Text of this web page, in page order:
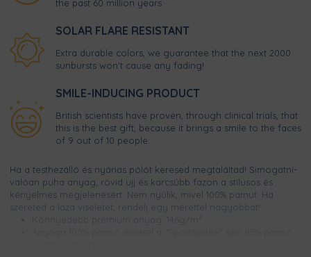
the past 60 million years
SOLAR FLARE RESISTANT
Extra durable colors, we guarantee that the next 2000
sunbursts won't cause any fading!
SMILE-INDUCING PRODUCT
British scientists have proven, through clinical trials, that
this is the best gift, because it brings a smile to the faces
of 9 out of 10 people.
Ha a testhezálló és nyárias pólót keresed megtaláltad! Simogatni-
valóan puha anyag, rövid ujj és karcsúbb fazon a stílusos és
kényelmes megjelenésért. Nem nyúlik, mivel 100% pamut. Ha
szereted a laza viseletet, rendelj egy mérettel nagyobbat!